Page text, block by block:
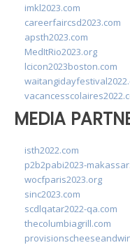
imkl2023.com
careerfaircsd2023.com
apsth2023.com
MedItRio2023.org
lcicon2023boston.com
MEDIA
isth2022.com
p2b2pabi2023-
wocfparis2023.org
sinc2023.com
scdlqatar2022-qa.com
thecolumbiagrill.com